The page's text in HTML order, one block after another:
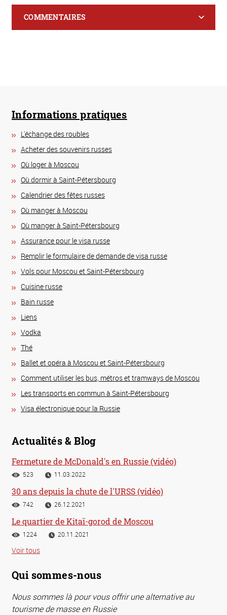
COMMENTAIRES
Informations pratiques
L'échange des roubles
Acheter des souvenirs russes
Où loger à Moscou
Où dormir à Saint-Pétersbourg
Calendrier des fêtes russes
Où manger à Moscou
Où manger à Saint-Pétersbourg
Assurance pour le visa russe
Remplir le formulaire de demande de visa russe
Vols pour Moscou et Saint-Pétersbourg
Сuisine russe
Bain russe
Liens
Vodka
Thé
Ballet et opéra à Moscou et Saint-Pétersbourg
Comment utiliser les bus, métros et tramways de Moscou
Les transports en commun à Saint-Pétersbourg
Visa électronique pour la Russie
Actualités & Blog
Fermeture de McDonald's en Russie (vidéo)
523 11.03.2022
30 ans depuis la chute de l'URSS (vidéo)
742 26.12.2021
Le quartier de Kitaï-gorod de Moscou
1224 20.11.2021
Voir tous
Qui sommes-nous
Nous sommes là pour vous offrir une alternative au
tourisme de masse en Russie